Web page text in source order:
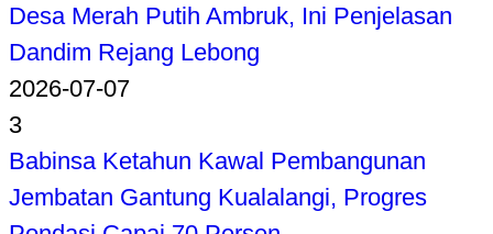
Desa Merah Putih Ambruk, Ini Penjelasan
Dandim Rejang Lebong
2026-07-07
3
Babinsa Ketahun Kawal Pembangunan
Jembatan Gantung Kualalangi, Progres